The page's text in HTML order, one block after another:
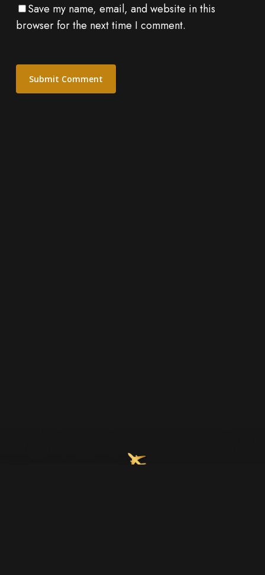
Save my name, email, and website in this
browser for the next time I comment.